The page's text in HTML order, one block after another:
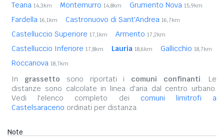
Teana 14,3km Montemurro 14,8km Grumento Nova 15,9km
Fardella 16,1km Castronuovo di Sant'Andrea 16,7km
Castelluccio Superiore 17,1km Armento 17,2km
Castelluccio Inferiore 17,8km Lauria 18,6km Gallicchio 18,7km
Roccanova 18,7km
In grassetto sono riportati i comuni confinanti. Le
distanze sono calcolate in linea d'aria dal centro urbano.
Vedi l'elenco completo dei comuni limitrofi a
Castelsaraceno ordinati per distanza.
Note